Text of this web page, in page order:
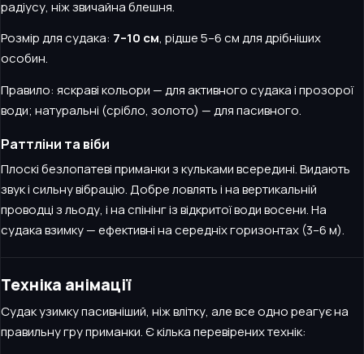
радіусу, ніж звичайна блешня.
Розмір для судака: 7–10 см, рідше 5–6 см для дрібніших
особин.
Правило: яскраві кольори — для активного судака і прозорої
води; натуральні (срібло, золото) — для пасивного.
Раттліни та віби
Плоскі безлопатеві приманки з кульками всередині. Видають
звук і сильну вібрацію. Добре ловлять і на вертикальній
проводці з льоду, і на спінінг із відкритої води восени. На
судака взимку — ефективні на середніх горизонтах (3–6 м).
Техніка анімації
Судак узимку пасивніший, ніж влітку, але все одно реагує на
правильну гру приманки. Є кілька перевірених технік: